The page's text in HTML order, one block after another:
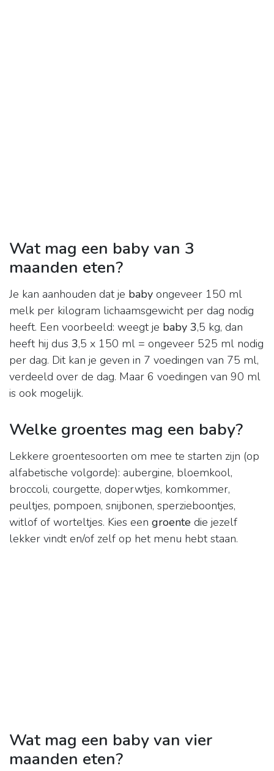
Wat mag een baby van 3
maanden eten?
Je kan aanhouden dat je baby ongeveer 150 ml
melk per kilogram lichaamsgewicht per dag nodig
heeft. Een voorbeeld: weegt je baby 3,5 kg, dan
heeft hij dus 3,5 x 150 ml = ongeveer 525 ml nodig
per dag. Dit kan je geven in 7 voedingen van 75 ml,
verdeeld over de dag. Maar 6 voedingen van 90 ml
is ook mogelijk.
Welke groentes mag een baby?
Lekkere groentesoorten om mee te starten zijn (op
alfabetische volgorde): aubergine, bloemkool,
broccoli, courgette, doperwtjes, komkommer,
peultjes, pompoen, snijbonen, sperzieboontjes,
witlof of worteltjes. Kies een groente die jezelf
lekker vindt en/of zelf op het menu hebt staan.
Wat mag een baby van vier
maanden eten?